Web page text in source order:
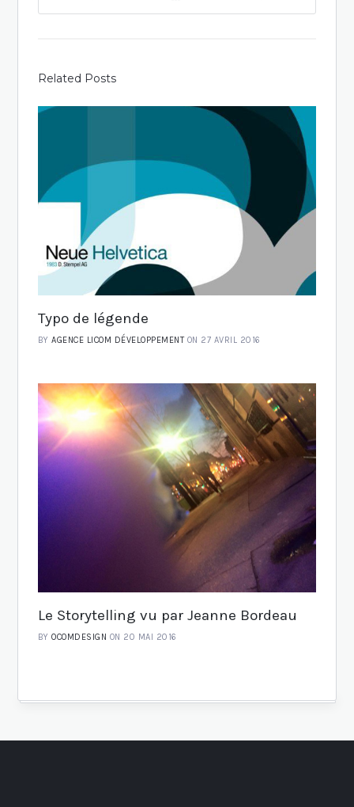
Related Posts
Typo de légende
BYAGENCE LICOM DÉVELOPPEMENT ON 27 AVRIL 2016
Le Storytelling vu par Jeanne Bordeau
BYOCOMDESIGN ON 20 MAI 2016